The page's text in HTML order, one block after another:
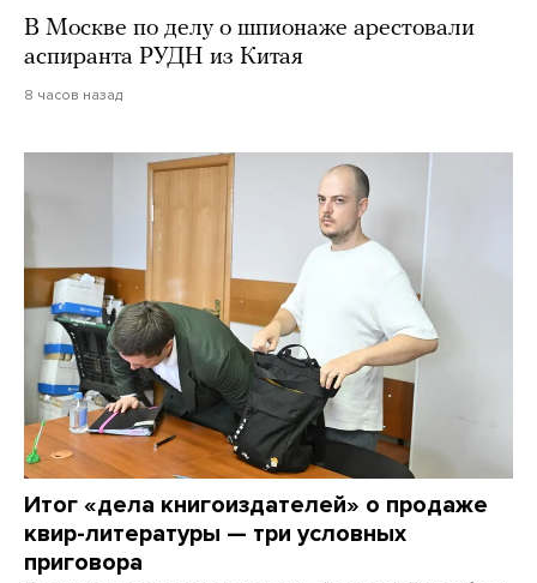
В Москве по делу о шпионаже арестовали
аспиранта РУДН из Китая
8 часов назад
Итог «дела книгоиздателей» о продаже
квир-литературы — три условных
приговора